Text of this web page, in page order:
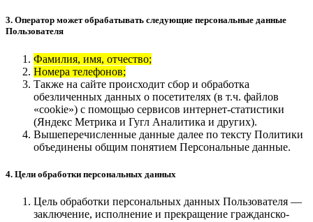
3. Оператор может обрабатывать следующие персональные данные
Пользователя
Фамилия, имя, отчество;
Номера телефонов;
Также на сайте происходит сбор и обработка
обезличенных данных о посетителях (в т.ч. файлов
«cookie») с помощью сервисов интернет-статистики
(Яндекс Метрика и Гугл Аналитика и других).
Вышеперечисленные данные далее по тексту Политики
объединены общим понятием Персональные данные.
4. Цели обработки персональных данных
Цель обработки персональных данных Пользователя —
заключение, исполнение и прекращение гражданско-